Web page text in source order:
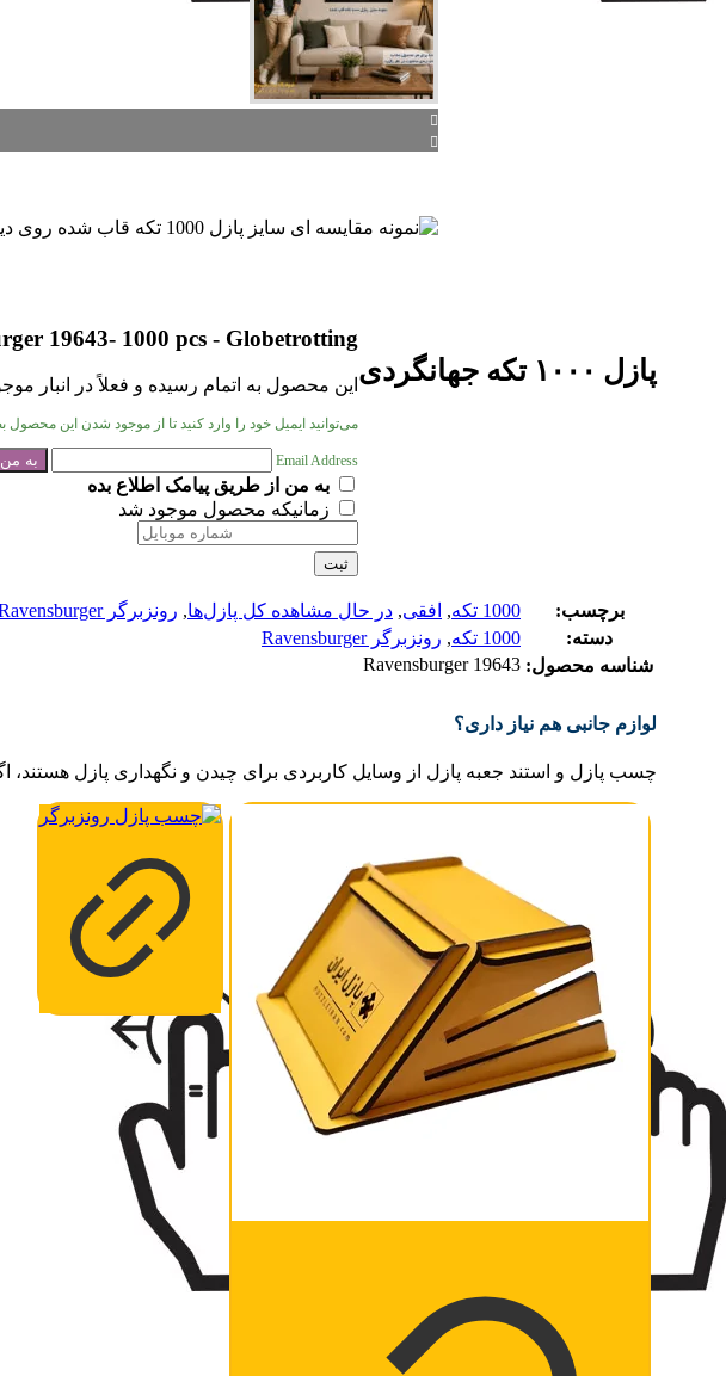
پازل ۱۰۰۰ تکه جهانگردی
19643- 1000 pcs - Globetrotting
این محصول به اتمام رسیده و فعلاً در انبار
می‌توانید ایمیل خود را وارد کنید تا از موجود شدن این محصول
Email Address
به من از طریق پیامک اطلاع بده
زمانیکه محصول موجود شد
ثبت
برچسب: 1000 تکه , افقی, در حال مشاهده کل پازل‌ها, رونزبرگر Ravensburger
دسته:
1000 تکه , رونزبرگر Ravensburger
شناسه محصول: Ravensburger 19643
لوازم جانبی هم نیاز داری؟
چسب پازل و استند جعبه پازل از وسایل کاربردی برای چیدن و نگهداری پازل هستند،